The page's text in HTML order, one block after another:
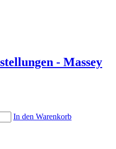
- Massey
In den Warenkorb